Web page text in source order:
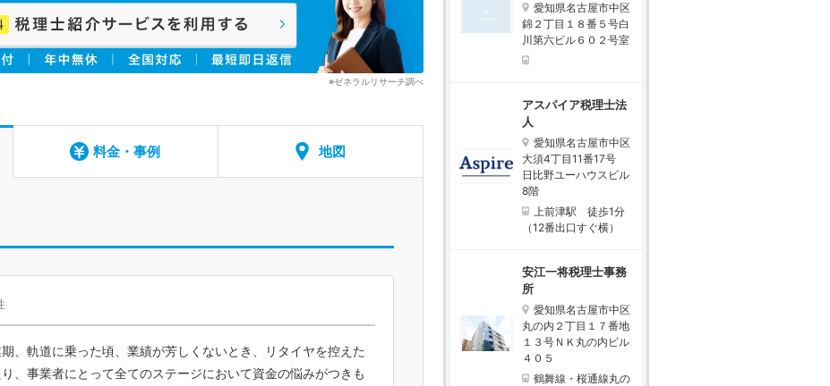
愛知県名古屋市中区
錦２丁目１８番５号白
川第六ビル６０２号室
アスパイア税理士法
人
愛知県名古屋市中区
大須4丁目11番17号
日比野ユーハウスビル
8階
上前津駅 徒歩1分
（12番出口すぐ横）
安江一将税理士事務
所
愛知県名古屋市中区
丸の内２丁目１７番地
１３号ＮＫ丸の内ビル
４０５
鶴舞線・桜通線丸の
※ゼネラルリサーチ調べ
料金・事例 地図
、軌道に乗った頃、業績が芳しくないとき、リタイヤを控えた
、事業者にとって全てのステージにおいて資金の悩みがつきも